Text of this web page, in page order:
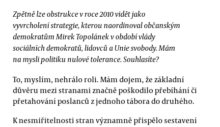
Zpětně lze obstrukce v roce 2010 vidět jako
vyvrcholení strategie, kterou naordinoval občanským
demokratům Mirek Topolánek v období vlády
sociálních demokratů, lidovců a Unie svobody. Mám
na mysli politiku nulové tolerance. Souhlasíte?
To, myslím, nehrálo roli. Mám dojem, že základní
důvěru mezi stranami značně poškodilo přebíhání či
přetahování poslanců z jednoho tábora do druhého.
K nesmiřitelnosti stran významně přispělo sestavení